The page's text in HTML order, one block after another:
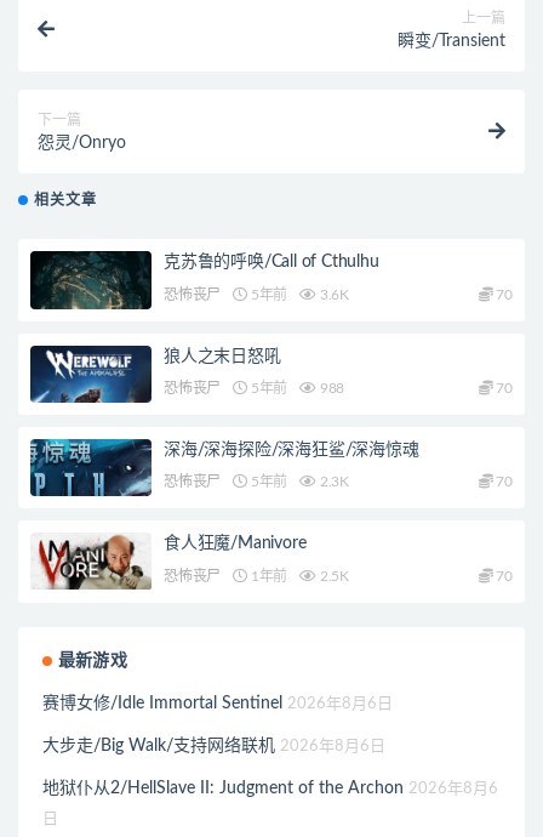
上一篇
瞬变/Transient
下一篇
怨灵/Onryo
相关文章
克苏鲁的呼唤/Call of Cthulhu
恐怖丧尸 5年前 3.6K 70
狼人之末日怒吼
恐怖丧尸 5年前 988 70
深海/深海探险/深海狂鲨/深海惊魂
恐怖丧尸 5年前 2.3K 70
食人狂魔/Manivore
恐怖丧尸 1年前 2.5K 70
最新游戏
赛博女修/Idle Immortal Sentinel 2026年8月6日
大步走/Big Walk/支持网络联机 2026年8月6日
地狱仆从2/HellSlave II: Judgment of the Archon 2026年8月6
日